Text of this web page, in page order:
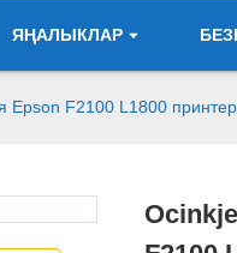
ЯҢАЛЫКЛАР
Epson F2100 L1800